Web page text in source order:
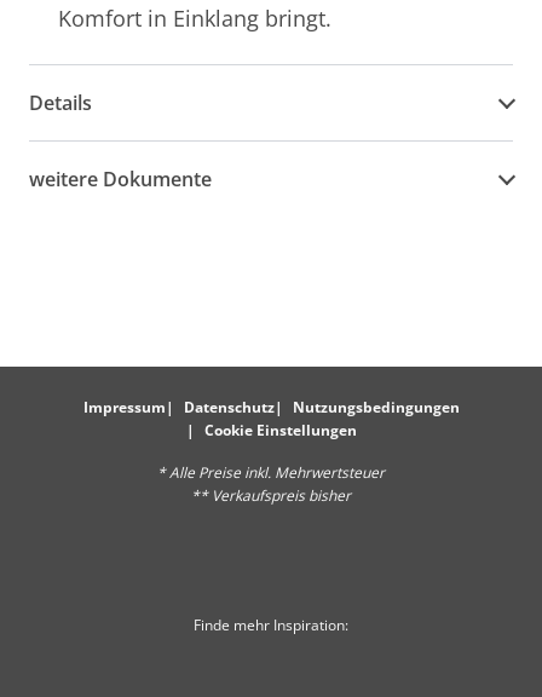
Komfort in Einklang bringt.
Details
weitere Dokumente
Impressum Datenschutz
Nutzungsbedingungen
Cookie Einstellungen
* Alle Preise inkl. Mehrwertsteuer
** Verkaufspreis bisher
Finde mehr Inspiration: